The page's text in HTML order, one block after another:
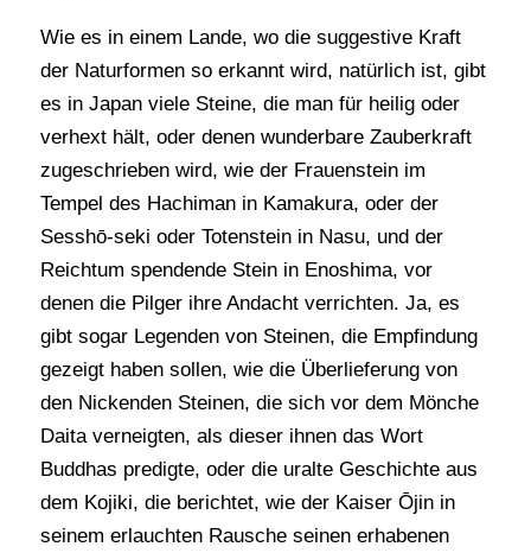
Wie es in einem Lande, wo die suggestive Kraft
der Naturformen so erkannt wird, natürlich ist, gibt
es in Japan viele Steine, die man für heilig oder
verhext hält, oder denen wunderbare Zauberkraft
zugeschrieben wird, wie der Frauenstein im
Tempel des Hachiman in Kamakura, oder der
Sesshō-seki oder Totenstein in Nasu, und der
Reichtum spendende Stein in Enoshima, vor
denen die Pilger ihre Andacht verrichten. Ja, es
gibt sogar Legenden von Steinen, die Empfindung
gezeigt haben sollen, wie die Überlieferung von
den Nickenden Steinen, die sich vor dem Mönche
Daita verneigten, als dieser ihnen das Wort
Buddhas predigte, oder die uralte Geschichte aus
dem Kojiki, die berichtet, wie der Kaiser Ōjin in
seinem erlauchten Rausche seinen erhabenen